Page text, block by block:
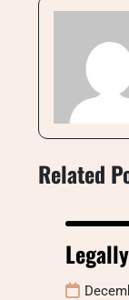
Related